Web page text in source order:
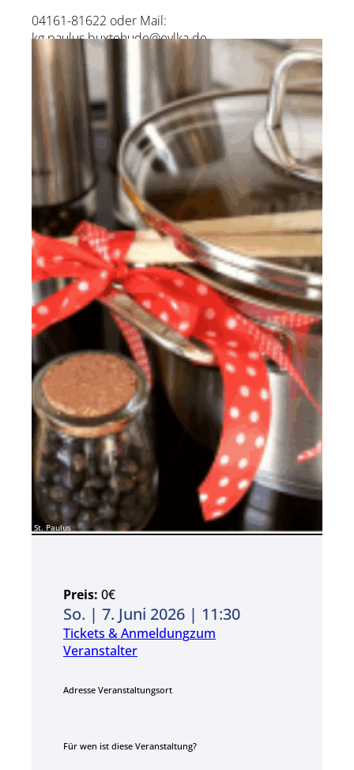
04161-81622 oder Mail:
kg.paulus.buxtehude@evlka.de
zur Künstler-Website
St. Paulus
Preis: 0€
So. | 7. Juni 2026 | 11:30
Tickets & Anmeldungzum
Veranstalter
Adresse Veranstaltungsort
Für wen ist diese Veranstaltung?